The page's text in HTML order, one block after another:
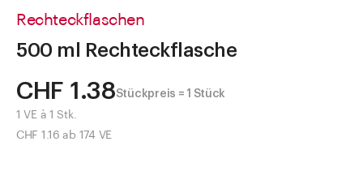
Rechteckflaschen
500 ml Rechteckflasche
CHF 1.38Stückpreis = 1 Stück
1 VE à 1 Stk.
CHF 1.16 ab 174 VE